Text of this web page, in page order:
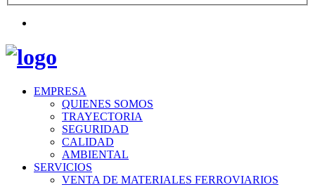
EMPRESA
QUIENES SOMOS
TRAYECTORIA
SEGURIDAD
CALIDAD
AMBIENTAL
SERVICIOS
VENTA DE MATERIALES FERROVIARIOS